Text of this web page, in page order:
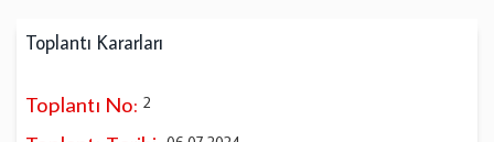
Toplantı Kararları
Toplantı No: 2